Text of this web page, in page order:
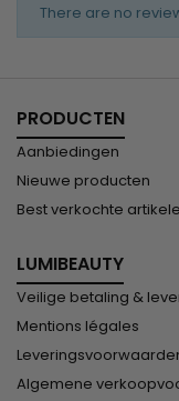
There are no
PRODUCTEN
Aanbiedingen
Nieuwe producten
Best verkochte
LUMIBEAUTY
Veilige betaling &
Mentions légales
Algemene